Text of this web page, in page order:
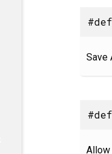
Save
Allow